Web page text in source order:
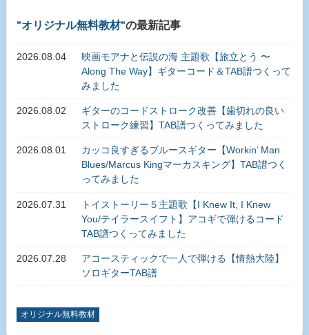
オリジナル無料教材 の最新記事
2026.08.04
映画モアナと伝説の海 主題歌【旅立とう 〜
Along The Way】ギターコード＆TAB譜つくって
みました
2026.08.02
ギターのコードストローク改善【歯切れの良い
ストローク練習】TAB譜つくってみました
2026.08.01
カッコ良すぎるブルースギター【Workin’ Man
Blues/Marcus Kingマーカスキング】TAB譜つく
ってみました
2026.07.31
トイストーリー５主題歌【I Knew It, I Knew
You/テイラースイフト】アコギで弾けるコード
TAB譜つくってみました
2026.07.28
アコースティックで一人で弾ける【情熱大陸】
ソロギターTAB譜
オリジナル無料教材